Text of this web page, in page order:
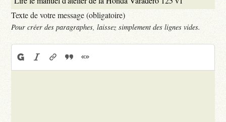
Texte de votre message (obligatoire)
Pour créer des paragraphes, laissez simplement des lignes vides.